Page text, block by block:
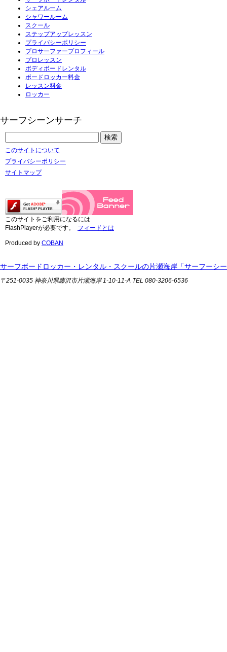
シェアルーム
シャワールーム
スクール
ステップアップレッスン
プライバシーポリシー
プロサーファープロフィール
プロレッスン
ボディボードレンタル
ボードロッカー料金
レッスン料金
ロッカー
サーフシーンサーチ
このサイトについて
プライバシーポリシー
サイトマップ
このサイトをご利用になるには
FlashPlayerが必要です。 フィードとは
Produced by COBAN
サーフボードロッカー・レンタル・スクールの片瀬海岸「サーフーシ
〒251-0035 神奈川県藤沢市片瀬海岸 1-10-11-A TEL 080-3206-6536